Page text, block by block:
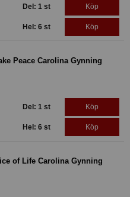
Del: 1 st Köp
Hel: 6 st Köp
Peace Carolina Gynning
Del: 1 st Köp
Hel: 6 st Köp
of Life Carolina Gynning